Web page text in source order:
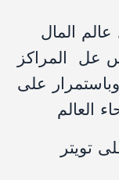
عل المراكز
على
تويتر